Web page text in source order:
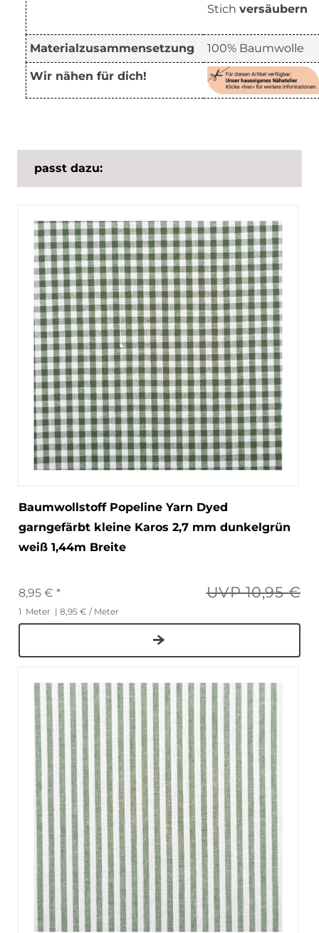
Stich versäubern
Materialzusammensetzung 100% Baumwolle
Wir nähen für dich!
passt dazu:
Baumwollstoff Popeline Yarn Dyed
garngefärbt kleine Karos 2,7 mm dunkelgrün
weiß 1,44m Breite
UVP 10,95 €
8,95 € *
1 Meter | 8,95 € / Meter